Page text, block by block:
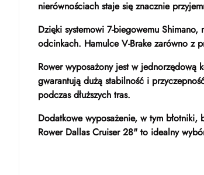
nierównościach staje się znacznie
Dzięki systemowi 7-biegowemu
odcinkach. Hamulce V-Brake zarówno z
Rower wyposażony jest w jednorzędową
gwarantują dużą stabilność i
podczas dłuższych tras.
Dodatkowe wyposażenie, w tym
Rower Dallas Cruiser 28" to idealny